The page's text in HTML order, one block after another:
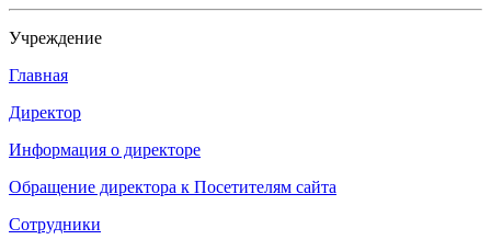
Учреждение
Главная
Директор
Информация о директоре
Обращение директора к Посетителям сайта
Сотрудники